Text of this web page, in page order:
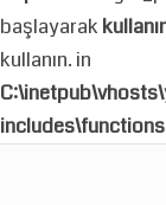
başlayarak
kullanın. in